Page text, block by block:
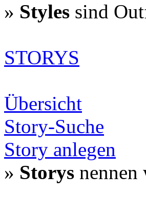
» Styles sind
STORYS
Übersicht
Story-Suche
Story anlegen
» Storys